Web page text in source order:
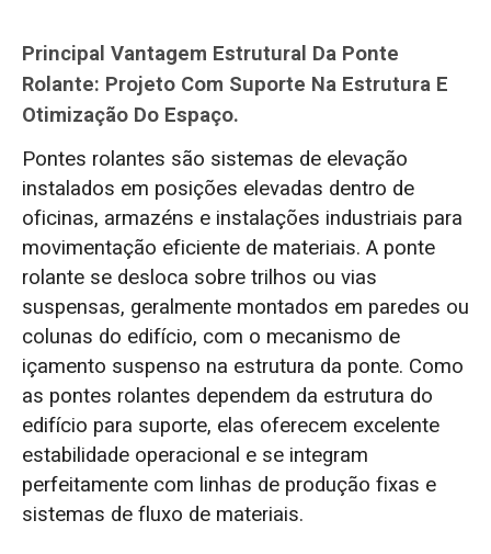
Principal Vantagem Estrutural Da Ponte
Rolante: Projeto Com Suporte Na Estrutura E
Otimização Do Espaço.
Pontes rolantes são sistemas de elevação
instalados em posições elevadas dentro de
oficinas, armazéns e instalações industriais para
movimentação eficiente de materiais. A ponte
rolante se desloca sobre trilhos ou vias
suspensas, geralmente montados em paredes ou
colunas do edifício, com o mecanismo de
içamento suspenso na estrutura da ponte. Como
as pontes rolantes dependem da estrutura do
edifício para suporte, elas oferecem excelente
estabilidade operacional e se integram
perfeitamente com linhas de produção fixas e
sistemas de fluxo de materiais.